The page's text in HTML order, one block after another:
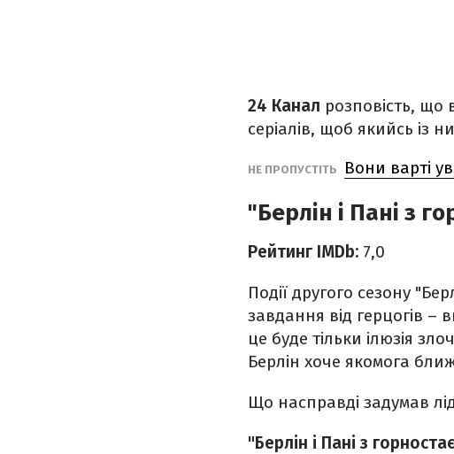
24 Канал розповість, що
серіалів, щоб якийсь із
НЕ ПРОПУСТІТЬ Вони варті
"Берлін і Пані з
Рейтинг IMDb: 7,0
Події другого сезону
завдання від герцогів –
це буде тільки ілюзія
Берлін хоче якомога
Що насправді задумав
"Берлін і Пані з